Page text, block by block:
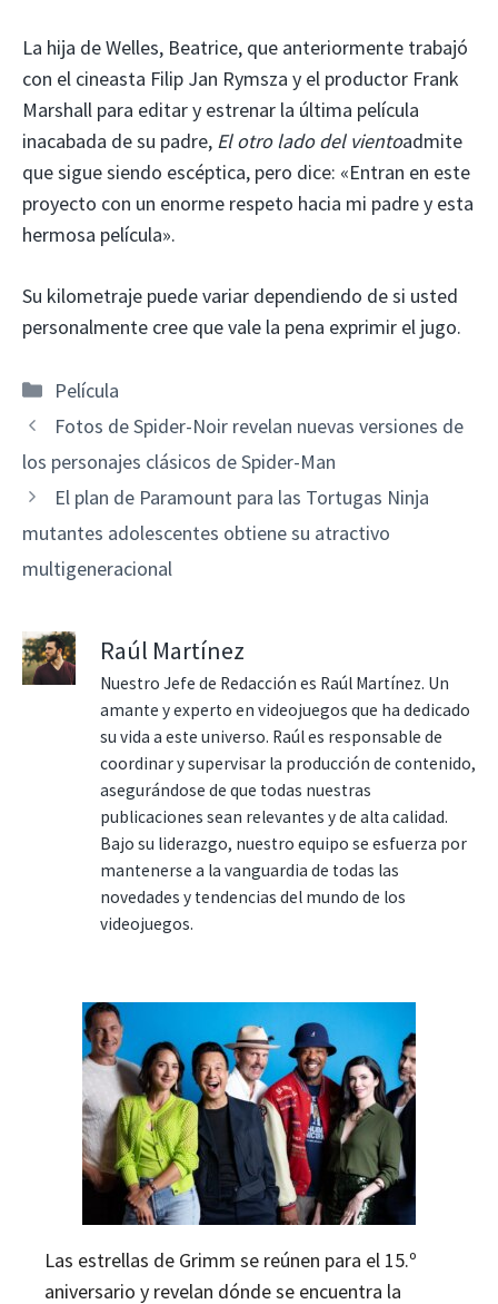
La hija de Welles, Beatrice, que anteriormente trabajó
con el cineasta Filip Jan Rymsza y el productor Frank
Marshall para editar y estrenar la última película
inacabada de su padre, El otro lado del vientoadmite
que sigue siendo escéptica, pero dice: «Entran en este
proyecto con un enorme respeto hacia mi padre y esta
hermosa película».
Su kilometraje puede variar dependiendo de si usted
personalmente cree que vale la pena exprimir el jugo.
Categorías
Película
Fotos de Spider-Noir revelan nuevas versiones de
los personajes clásicos de Spider-Man
El plan de Paramount para las Tortugas Ninja
mutantes adolescentes obtiene su atractivo
multigeneracional
Raúl Martínez
Nuestro Jefe de Redacción es Raúl Martínez. Un
amante y experto en videojuegos que ha dedicado
su vida a este universo. Raúl es responsable de
coordinar y supervisar la producción de contenido,
asegurándose de que todas nuestras
publicaciones sean relevantes y de alta calidad.
Bajo su liderazgo, nuestro equipo se esfuerza por
mantenerse a la vanguardia de todas las
novedades y tendencias del mundo de los
videojuegos.
Las estrellas de Grimm se reúnen para el 15.º
aniversario y revelan dónde se encuentra la